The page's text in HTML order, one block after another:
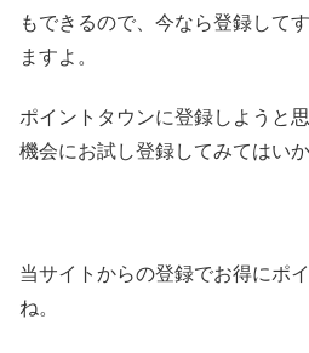
もできるので、今なら登録して
ますよ。
ポイントタウンに登録しようと
機会にお試し登録してみてはい
当サイトからの登録でお得にポ
ね。